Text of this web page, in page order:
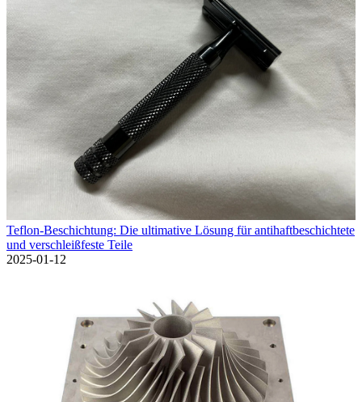
Teflon-Beschichtung: Die ultimative Lösung für antihaftbeschichtete
und verschleißfeste Teile
2025-01-12